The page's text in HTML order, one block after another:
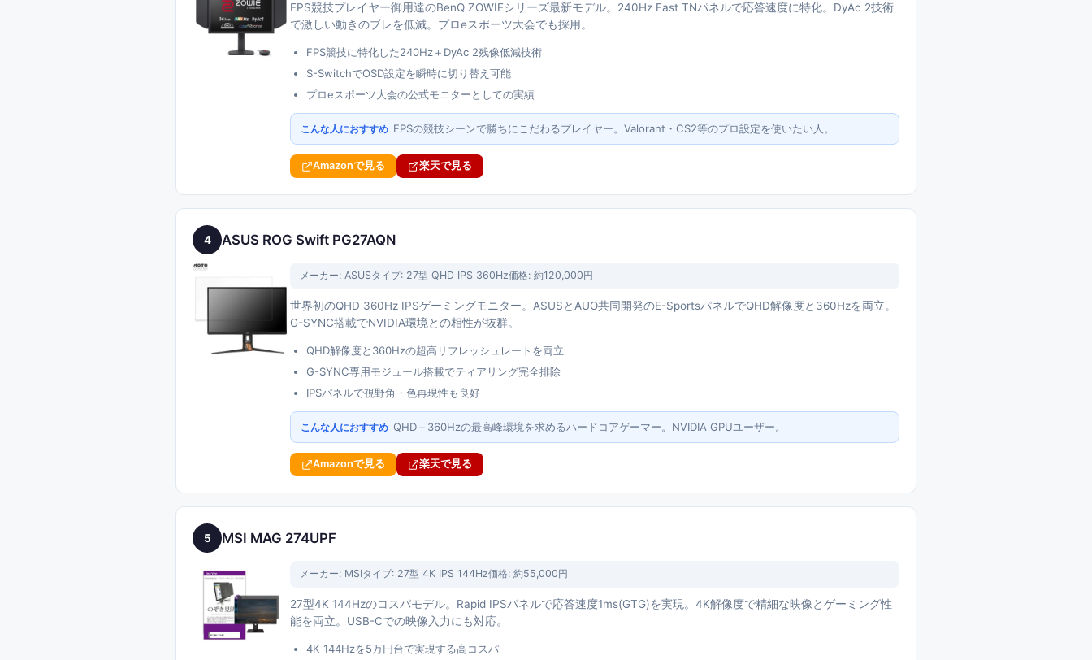
FPS競技プレイヤー御用達のBenQ ZOWIEシリーズ最新モデル。240Hz Fast TNパネルで応答速度に特化。DyAc 2技術
で激しい動きのブレを低減。プロeスポーツ大会でも採用。
FPS競技に特化した240Hz＋DyAc 2残像低減技術
S-SwitchでOSD設定を瞬時に切り替え可能
プロeスポーツ大会の公式モニターとしての実績
こんな人におすすめ FPSの競技シーンで勝ちにこだわるプレイヤー。Valorant・CS2等のプロ設定を使いたい人。
Amazonで見る 楽天で見る
4 ASUS ROG Swift PG27AQN
メーカー: ASUSタイプ: 27型 QHD IPS 360Hz価格: 約120,000円
世界初のQHD 360Hz IPSゲーミングモニター。ASUSとAUO共同開発のE-SportsパネルでQHD解像度と360Hzを両立。
G-SYNC搭載でNVIDIA環境との相性が抜群。
QHD解像度と360Hzの超高リフレッシュレートを両立
G-SYNC専用モジュール搭載でティアリング完全排除
IPSパネルで視野角・色再現性も良好
こんな人におすすめ QHD＋360Hzの最高峰環境を求めるハードコアゲーマー。NVIDIA GPUユーザー。
Amazonで見る 楽天で見る
5 MSI MAG 274UPF
メーカー: MSIタイプ: 27型 4K IPS 144Hz価格: 約55,000円
27型4K 144Hzのコスパモデル。Rapid IPSパネルで応答速度1ms(GTG)を実現。4K解像度で精細な映像とゲーミング性
能を両立。USB-Cでの映像入力にも対応。
4K 144Hzを5万円台で実現する高コスパ